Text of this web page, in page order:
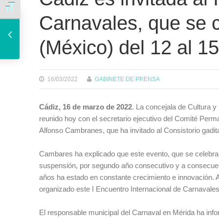
Alternar tamaño de letra
Carnavales, que se
(México) del 12 al
16/03/2022 GABINETE DE PRENSA
Cádiz, 16 de marzo de 2022. La concejala de Cultura
reunido hoy con el secretario ejecutivo del Comité
Alfonso Cambranes, que ha invitado al Consistorio
Cambares ha explicado que este evento, que se
suspensión, por segundo año consecutivo y a
años ha estado en constante crecimiento e
organizado este I Encuentro Internacional de
El responsable municipal del Carnaval en Mérida ha
El Colegio de Médicos se suma a la candidatura de Cádiz al Congreso de la Lengua con el ciclo de debates ‘Ciencia, Prensa y Lenguaje’